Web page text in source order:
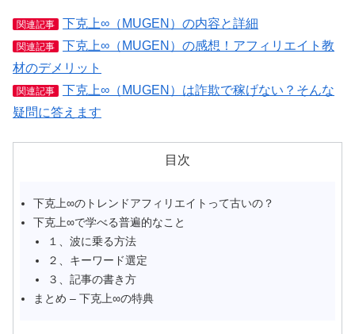
関連記事 下克上∞（MUGEN）の内容と詳細
関連記事
下克上∞（MUGEN）の感想！アフィリエイト教
材のデメリット
関連記事
下克上∞（MUGEN）は詐欺で稼げない？そんな
疑問に答えます
目次
下克上∞のトレンドアフィリエイトって古いの？
下克上∞で学べる普遍的なこと
１、波に乗る方法
２、キーワード選定
３、記事の書き方
まとめ – 下克上∞の特典